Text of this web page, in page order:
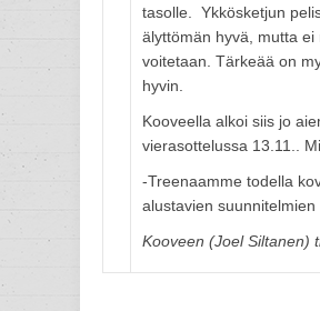
tasolle. Ykkösketjun
älyttömän hyvä, mutta
voitetaan. Tärkeää on
hyvin.
Kooveella alkoi siis jo
vierasottelussa 13.11..
-Treenaamme todella
alustavien
Kooveen (Joel Siltanen)